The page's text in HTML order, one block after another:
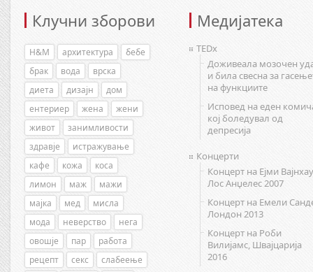
Клучни зборови
H&M архитектура
бебе
брак
вода
врска
диета
дизајн
дом
ентериер
жена
жени
живот
занимливости
здравје
истражување
кафе
кожа
коса
лимон
маж
мажи
мајка
мед
мисла
мода
неверство
нега
овошје
пар
работа
рецепт
секс
слабеење
Медијатека
TEDx
Доживеала мозочен
и била свесна за
на функциите
Исповед на еден
кој боледувал од
депресија
Концерти
Концерт на Ејми
Лос Анџелес 2007
Концерт на Емели
Лондон 2013
Концерт на Роби
Вилијамс, Швајцарија
2016